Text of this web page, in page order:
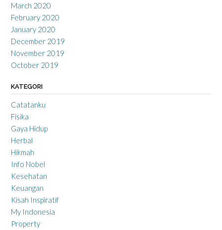
March 2020
February 2020
January 2020
December 2019
November 2019
October 2019
KATEGORI
Catatanku
Fisika
Gaya Hidup
Herbal
Hikmah
Info Nobel
Kesehatan
Keuangan
Kisah Inspiratif
My Indonesia
Property